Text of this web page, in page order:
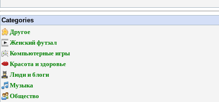
Categories
Другое
Женский футзал
Компьютерные игры
Красота и здоровье
Люди и блоги
Музыка
Общество